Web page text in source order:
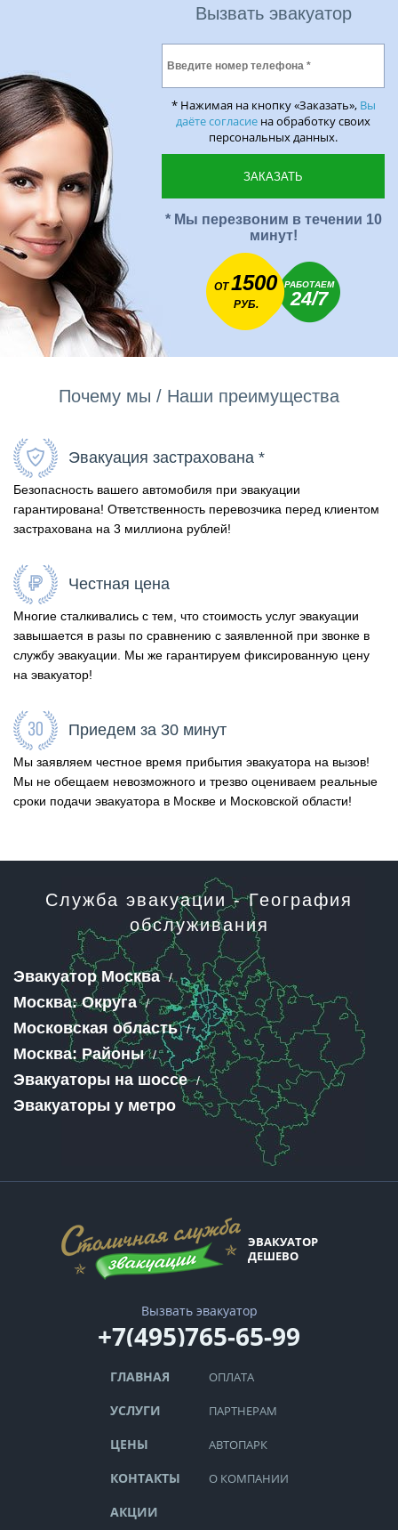
Вызвать эвакуатор
* Нажимая на кнопку «Заказать», Вы
даёте согласие на обработку своих
персональных данных.
* Мы перезвоним в течении 10
минут!
ОТ1500
РУБ.
РАБОТАЕМ
24/7
Почему мы / Наши преимущества
Эвакуация застрахована *
Безопасность вашего автомобиля при эвакуации
гарантирована! Ответственность перевозчика перед клиентом
застрахована на 3 миллиона рублей!
Честная цена
Многие сталкивались с тем, что стоимость услуг эвакуации
завышается в разы по сравнению с заявленной при звонке в
службу эвакуации. Мы же гарантируем фиксированную цену
на эвакуатор!
Приедем за 30 минут
Мы заявляем честное время прибытия эвакуатора на вызов!
Мы не обещаем невозможного и трезво оцениваем реальные
сроки подачи эвакуатора в Москве и Московской области!
Служба эвакуации - География
обслуживания
Эвакуатор Москва
Москва: Округа
Московская область
Москва: Районы
Эвакуаторы на шоссе
Эвакуаторы у метро
ЭВАКУАТОР
ДЕШЕВО
Вызвать эвакуатор
+7(495)765-65-99
ГЛАВНАЯ
УСЛУГИ
ЦЕНЫ
КОНТАКТЫ
АКЦИИ
ОПЛАТА
ПАРТНЕРАМ
АВТОПАРК
О КОМПАНИИ